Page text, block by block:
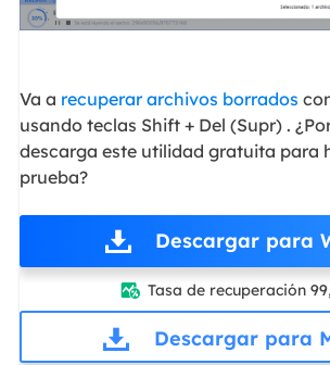
Va a recuperar archivos borrados
usando teclas Shift + Del (Supr) .
descarga este utilidad gratuita para
prueba?
Descargar para
 Tasa de recuperación
Descargar para